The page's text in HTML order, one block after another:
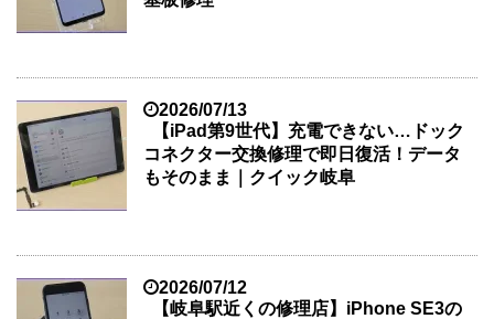
2026/07/13
【iPad第9世代】充電できない…ドック
コネクター交換修理で即日復活！データ
もそのまま｜クイック岐阜
2026/07/12
【岐阜駅近くの修理店】iPhone SE3の